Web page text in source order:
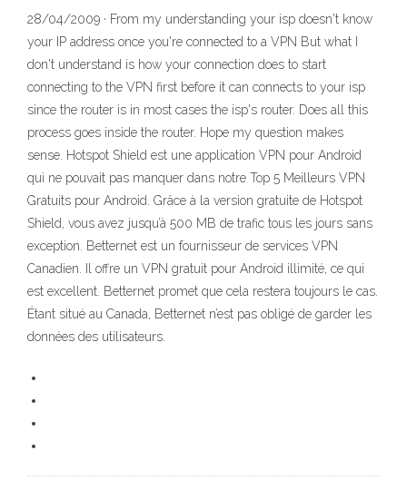
28/04/2009 · From my understanding your isp doesn't know
your IP address once you're connected to a VPN But what I
don't understand is how your connection does to start
connecting to the VPN first before it can connects to your isp
since the router is in most cases the isp's router. Does all this
process goes inside the router. Hope my question makes
sense. Hotspot Shield est une application VPN pour Android
qui ne pouvait pas manquer dans notre Top 5 Meilleurs VPN
Gratuits pour Android. Grâce à la version gratuite de Hotspot
Shield, vous avez jusqu’à 500 MB de trafic tous les jours sans
exception. Betternet est un fournisseur de services VPN
Canadien. Il offre un VPN gratuit pour Android illimité, ce qui
est excellent. Betternet promet que cela restera toujours le cas.
Étant situé au Canada, Betternet n’est pas obligé de garder les
données des utilisateurs.